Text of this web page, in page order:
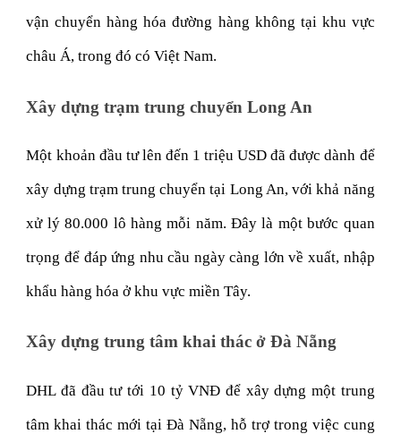
vận chuyển hàng hóa đường hàng không tại khu vực
châu Á, trong đó có Việt Nam.
Xây dựng trạm trung chuyển Long An
Một khoản đầu tư lên đến 1 triệu USD đã được dành để
xây dựng trạm trung chuyển tại Long An, với khả năng
xử lý 80.000 lô hàng mỗi năm. Đây là một bước quan
trọng để đáp ứng nhu cầu ngày càng lớn về xuất, nhập
khẩu hàng hóa ở khu vực miền Tây.
Xây dựng trung tâm khai thác ở Đà Nẵng
DHL đã đầu tư tới 10 tỷ VNĐ để xây dựng một trung
tâm khai thác mới tại Đà Nẵng, hỗ trợ trong việc cung